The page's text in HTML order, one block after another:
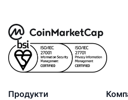
Продукти